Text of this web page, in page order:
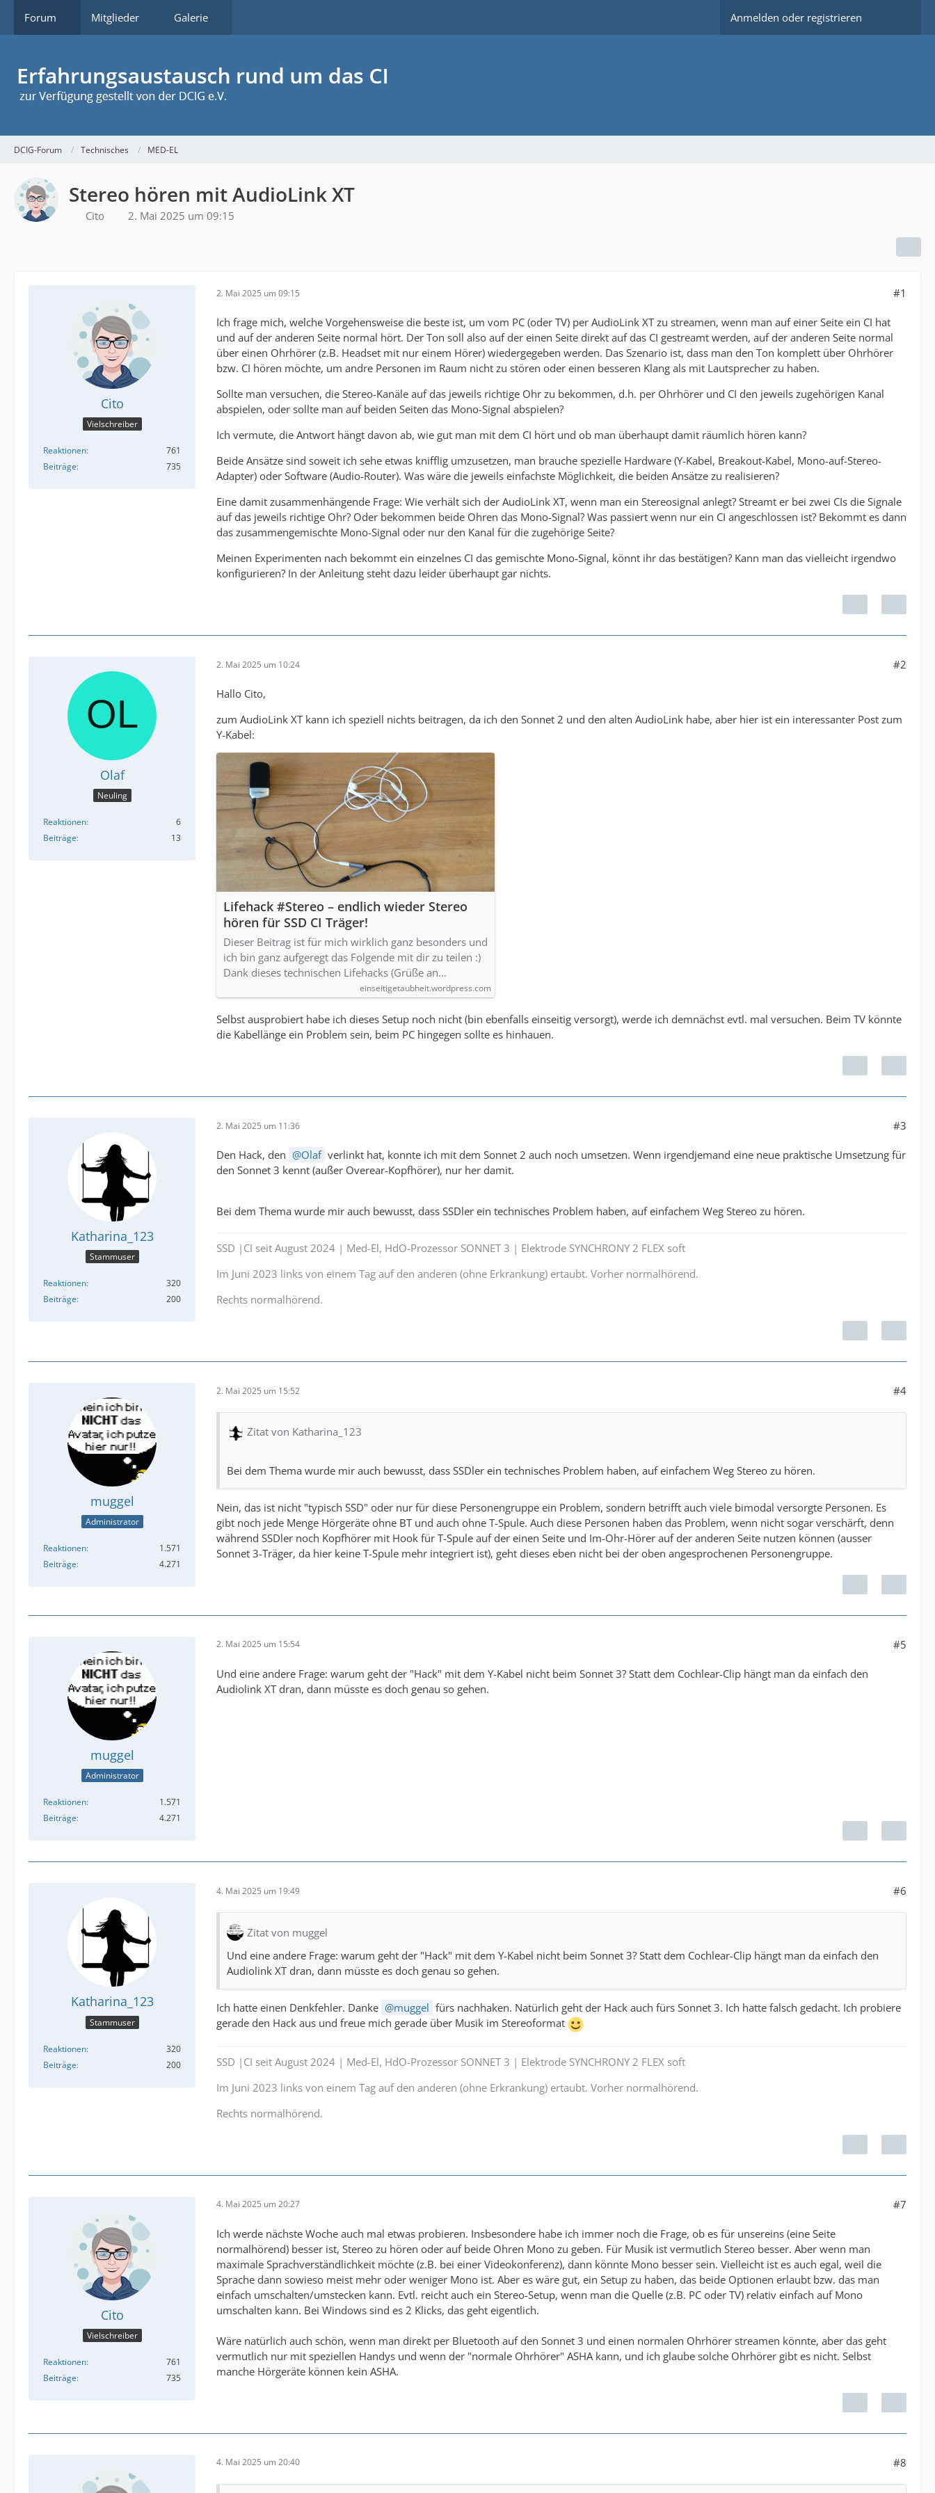
Forum Mitglieder Galerie Anmelden oder registrieren
DCIG-Forum Technisches MED-EL
Stereo hören mit AudioLink XT
Cito 2. Mai 2025 um 09:15
Cito
Vielschreiber
Reaktionen
761
Beiträge
735
2. Mai 2025 um 09:15 #1
Ich frage mich, welche Vorgehensweise die beste ist, um vom PC (oder TV) per AudioLink XT zu streamen, wenn man auf einer Seite ein CI hat
und auf der anderen Seite normal hört. Der Ton soll also auf der einen Seite direkt auf das CI gestreamt werden, auf der anderen Seite normal
über einen Ohrhörer (z.B. Headset mit nur einem Hörer) wiedergegeben werden. Das Szenario ist, dass man den Ton komplett über Ohrhörer
bzw. CI hören möchte, um andre Personen im Raum nicht zu stören oder einen besseren Klang als mit Lautsprecher zu haben.
Sollte man versuchen, die Stereo-Kanäle auf das jeweils richtige Ohr zu bekommen, d.h. per Ohrhörer und CI den jeweils zugehörigen Kanal
abspielen, oder sollte man auf beiden Seiten das Mono-Signal abspielen?
Ich vermute, die Antwort hängt davon ab, wie gut man mit dem CI hört und ob man überhaupt damit räumlich hören kann?
Beide Ansätze sind soweit ich sehe etwas knifflig umzusetzen, man brauche spezielle Hardware (Y-Kabel, Breakout-Kabel, Mono-auf-Stereo-
Adapter) oder Software (Audio-Router). Was wäre die jeweils einfachste Möglichkeit, die beiden Ansätze zu realisieren?
Eine damit zusammenhängende Frage: Wie verhält sich der AudioLink XT, wenn man ein Stereosignal anlegt? Streamt er bei zwei CIs die Signale
auf das jeweils richtige Ohr? Oder bekommen beide Ohren das Mono-Signal? Was passiert wenn nur ein CI angeschlossen ist? Bekommt es dann
das zusammengemischte Mono-Signal oder nur den Kanal für die zugehörige Seite?
Meinen Experimenten nach bekommt ein einzelnes CI das gemischte Mono-Signal, könnt ihr das bestätigen? Kann man das vielleicht irgendwo
konfigurieren? In der Anleitung steht dazu leider überhaupt gar nichts.
Olaf
Neuling
Reaktionen
6
Beiträge
13
2. Mai 2025 um 10:24 #2
Hallo Cito,
zum AudioLink XT kann ich speziell nichts beitragen, da ich den Sonnet 2 und den alten AudioLink habe, aber hier ist ein interessanter Post zum
Y-Kabel:
Lifehack #Stereo – endlich wieder Stereo
hören für SSD CI Träger!
Dieser Beitrag ist für mich wirklich ganz besonders und
ich bin ganz aufgeregt das Folgende mit dir zu teilen :)
Dank dieses technischen Lifehacks (Grüße an…
einseitigetaubheit.wordpress.com
Selbst ausprobiert habe ich dieses Setup noch nicht (bin ebenfalls einseitig versorgt), werde ich demnächst evtl. mal versuchen. Beim TV könnte
die Kabellänge ein Problem sein, beim PC hingegen sollte es hinhauen.
Katharina_123
Stammuser
Reaktionen
320
Beiträge
200
2. Mai 2025 um 11:36 #3
Den Hack, den Olaf verlinkt hat, konnte ich mit dem Sonnet 2 auch noch umsetzen. Wenn irgendjemand eine neue praktische Umsetzung für
den Sonnet 3 kennt (außer Overear-Kopfhörer), nur her damit.
Bei dem Thema wurde mir auch bewusst, dass SSDler ein technisches Problem haben, auf einfachem Weg Stereo zu hören.
SSD |CI seit August 2024 | Med-El, HdO-Prozessor SONNET 3 | Elektrode SYNCHRONY 2 FLEX soft
Im Juni 2023 links von einem Tag auf den anderen (ohne Erkrankung) ertaubt. Vorher normalhörend.
Rechts normalhörend.
muggel
Administrator
Reaktionen
1.571
Beiträge
4.271
2. Mai 2025 um 15:52 #4
Zitat von Katharina_123
Bei dem Thema wurde mir auch bewusst, dass SSDler ein technisches Problem haben, auf einfachem Weg Stereo zu hören.
Nein, das ist nicht "typisch SSD" oder nur für diese Personengruppe ein Problem, sondern betrifft auch viele bimodal versorgte Personen. Es
gibt noch jede Menge Hörgeräte ohne BT und auch ohne T-Spule. Auch diese Personen haben das Problem, wenn nicht sogar verschärft, denn
während SSDler noch Kopfhörer mit Hook für T-Spule auf der einen Seite und Im-Ohr-Hörer auf der anderen Seite nutzen können (ausser
Sonnet 3-Träger, da hier keine T-Spule mehr integriert ist), geht dieses eben nicht bei der oben angesprochenen Personengruppe.
muggel
Administrator
Reaktionen
1.571
Beiträge
4.271
2. Mai 2025 um 15:54 #5
Und eine andere Frage: warum geht der "Hack" mit dem Y-Kabel nicht beim Sonnet 3? Statt dem Cochlear-Clip hängt man da einfach den
Audiolink XT dran, dann müsste es doch genau so gehen.
Katharina_123
Stammuser
Reaktionen
320
Beiträge
200
4. Mai 2025 um 19:49 #6
Zitat von muggel
Und eine andere Frage: warum geht der "Hack" mit dem Y-Kabel nicht beim Sonnet 3? Statt dem Cochlear-Clip hängt man da einfach den
Audiolink XT dran, dann müsste es doch genau so gehen.
Ich hatte einen Denkfehler. Danke muggel fürs nachhaken. Natürlich geht der Hack auch fürs Sonnet 3. Ich hatte falsch gedacht. Ich probiere
gerade den Hack aus und freue mich gerade über Musik im Stereoformat
SSD |CI seit August 2024 | Med-El, HdO-Prozessor SONNET 3 | Elektrode SYNCHRONY 2 FLEX soft
Im Juni 2023 links von einem Tag auf den anderen (ohne Erkrankung) ertaubt. Vorher normalhörend.
Rechts normalhörend.
Cito
Vielschreiber
Reaktionen
761
Beiträge
735
4. Mai 2025 um 20:27 #7
Ich werde nächste Woche auch mal etwas probieren. Insbesondere habe ich immer noch die Frage, ob es für unsereins (eine Seite
normalhörend) besser ist, Stereo zu hören oder auf beide Ohren Mono zu geben. Für Musik ist vermutlich Stereo besser. Aber wenn man
maximale Sprachverständlichkeit möchte (z.B. bei einer Videokonferenz), dann könnte Mono besser sein. Vielleicht ist es auch egal, weil die
Sprache dann sowieso meist mehr oder weniger Mono ist. Aber es wäre gut, ein Setup zu haben, das beide Optionen erlaubt bzw. das man
einfach umschalten/umstecken kann. Evtl. reicht auch ein Stereo-Setup, wenn man die Quelle (z.B. PC oder TV) relativ einfach auf Mono
umschalten kann. Bei Windows sind es 2 Klicks, das geht eigentlich.
Wäre natürlich auch schön, wenn man direkt per Bluetooth auf den Sonnet 3 und einen normalen Ohrhörer streamen könnte, aber das geht
vermutlich nur mit speziellen Handys und wenn der "normale Ohrhörer" ASHA kann, und ich glaube solche Ohrhörer gibt es nicht. Selbst
manche Hörgeräte können kein ASHA.
4. Mai 2025 um 20:40 #8